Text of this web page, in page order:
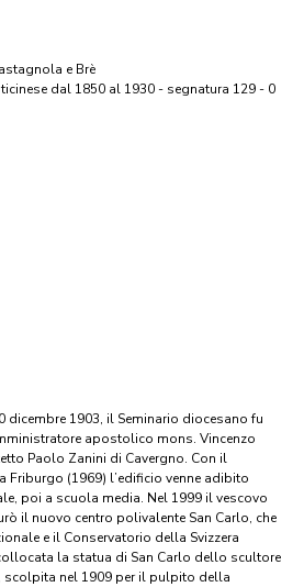
e Brè
dal 1850 al 1930 - segnatura 129 - 0
dicembre 1903, il Seminario diocesano fu
apostolico mons. Vincenzo
Paolo Zanini di Cavergno. Con il
Friburgo (1969) l’edificio venne adibito
poi a scuola media. Nel 1999 il vescovo
il nuovo centro polivalente San Carlo, che
e il Conservatorio della Svizzera
la statua di San Carlo dello scultore
scolpita nel 1909 per il pulpito della